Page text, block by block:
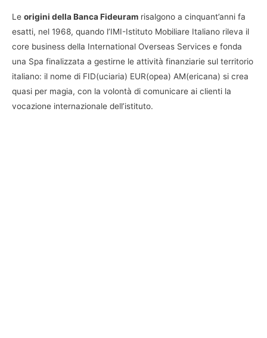
Le origini della Banca Fideuram risalgono a cinquant’anni fa
esatti, nel 1968, quando l’IMI-Istituto Mobiliare Italiano rileva il
core business della International Overseas Services e fonda
una Spa finalizzata a gestirne le attività finanziarie sul territorio
italiano: il nome di FID(uciaria) EUR(opea) AM(ericana) si crea
quasi per magia, con la volontà di comunicare ai clienti la
vocazione internazionale dell’istituto.